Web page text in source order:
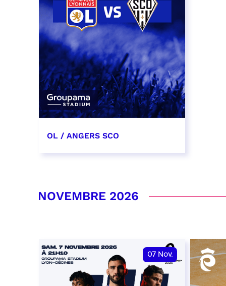
OL / ANGERS SCO
RÉSERVER
NOVEMBRE 2026
07 Nov.